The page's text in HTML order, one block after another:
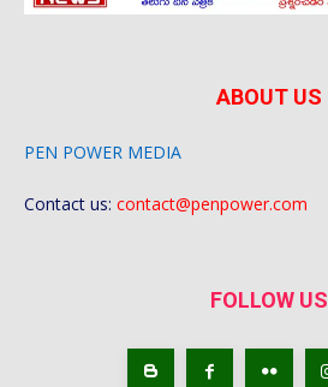
ABOUT US
PEN POWER MEDIA
Contact us: contact@penpower.com
FOLLOW US